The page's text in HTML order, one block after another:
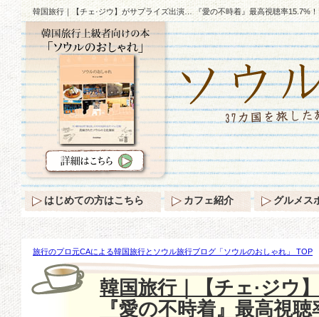
韓国旅行｜【チェ·ジウ】がサプライズ出演… 『愛の不時着』最高視聴率15.7%！
旅行のプロ元CAによる韓国旅行とソウル旅行ブログ「ソウルのおしゃれ」 TOP
【チェ·ジウ】がサプライズ出演… 『愛の不時着』最高視聴率15.7%！
韓国旅行｜【チェ·ジウ
『愛の不時着』最高視
はじめての方はこちら カフェ紹介 グルメス